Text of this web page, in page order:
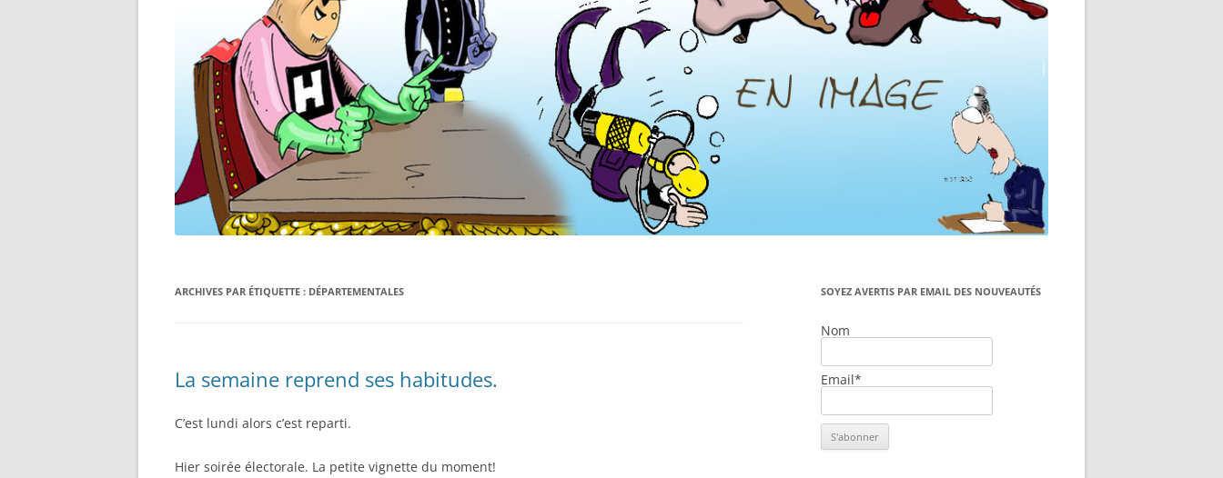
ARCHIVES PAR ÉTIQUETTE : DÉPARTEMENTALES
La semaine reprend ses habitudes.
C’est lundi alors c’est reparti.
Hier soirée électorale. La petite vignette du moment!
SOYEZ AVERTIS PAR EMAIL DES NOUVEAUTÉS
Nom
Email*